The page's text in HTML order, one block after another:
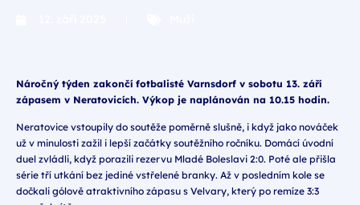
Náročný týden zakončí fotbalisté Varnsdorf v sobotu 13. září
zápasem v Neratovicích. Výkop je naplánován na 10.15 hodin.
Neratovice vstoupily do soutěže poměrně slušně, i když jako nováček
už v minulosti zažil i lepší začátky soutěžního ročníku. Domácí úvodní
duel zvládli, když porazili rezervu Mladé Boleslavi 2:0. Poté ale přišla
série tří utkání bez jediné vstřelené branky. Až v posledním kole se
dočkali gólově atraktivního zápasu s Velvary, který po remíze 3:3